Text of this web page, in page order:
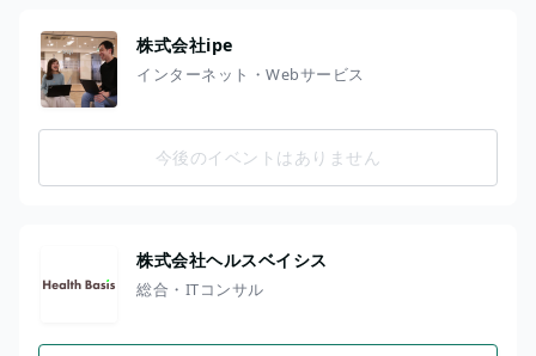
株式会社ipe
インターネット・Webサービス
今後のイベントはありません
株式会社ヘルスベイシス
総合・ITコンサル